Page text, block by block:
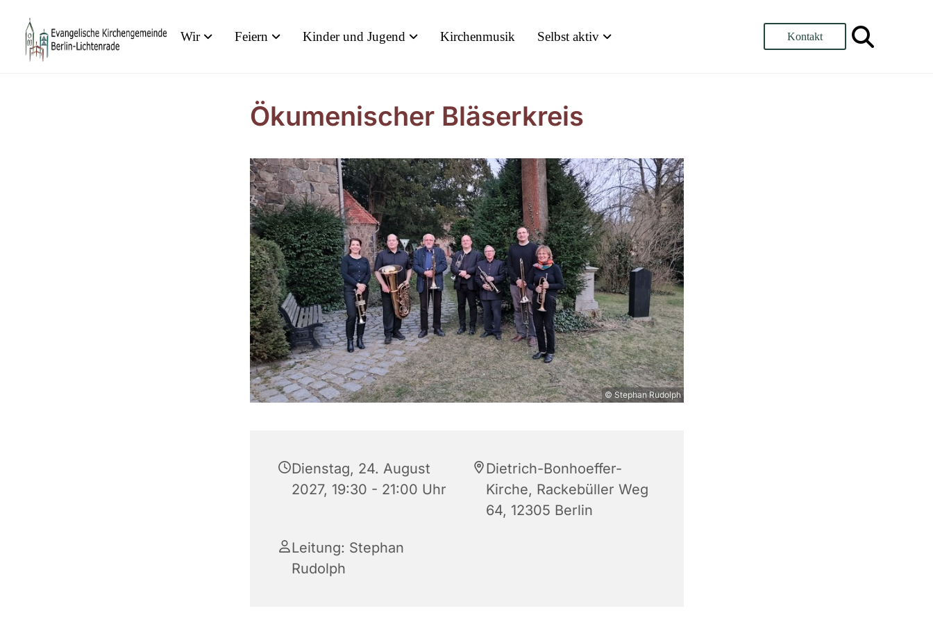
Wir Feiern Kinder und Jugend Kirchenmusik Selbst aktiv Kontakt
Ökumenischer Bläserkreis
© Stephan Rudolph
Dienstag, 24. August
2027, 19:30 - 21:00 Uhr
Dietrich-Bonhoeffer-
Kirche, Rackebüller Weg
64, 12305 Berlin
Leitung: Stephan
Rudolph